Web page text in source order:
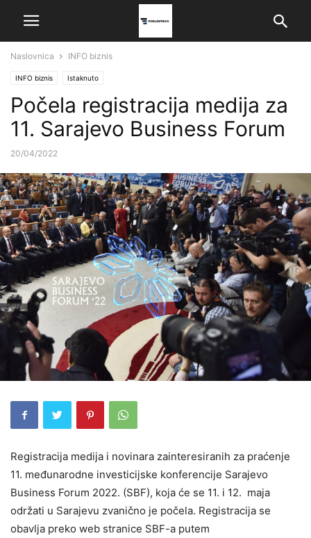
Naslovnica INFO biznis
INFO biznis Istaknuto
Počela registracija medija za
11. Sarajevo Business Forum
20/04/2022
Registracija medija i novinara zainteresiranih za praćenje
11. međunarodne investicijske konferencije Sarajevo
Business Forum 2022. (SBF), koja će se 11. i 12. maja
održati u Sarajevu zvanično je počela. Registracija se
obavlja preko web stranice SBF-a putem